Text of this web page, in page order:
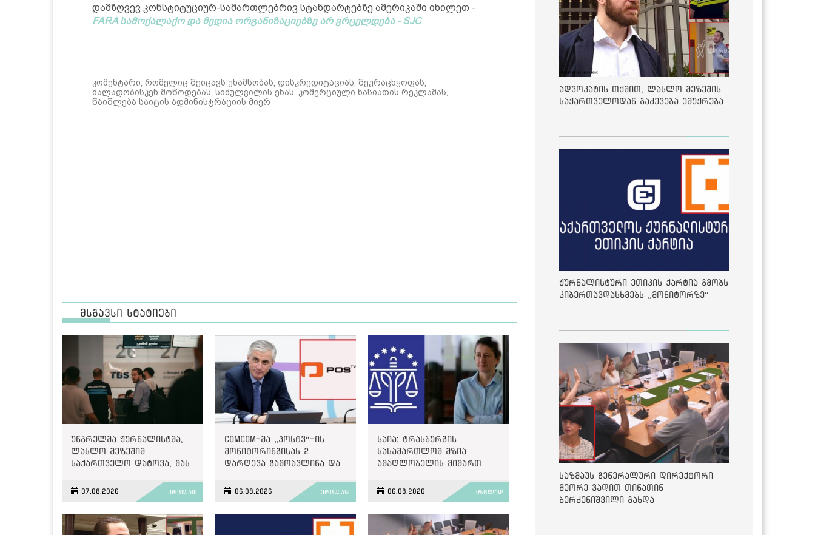
დამზღვევ კონსტიტუციურ-სამართლებრივ სტანდარტებზე ამერიკაში იხილეთ -
FARA სამოქალაქო და მედია ორგანიზაციებზე არ ვრცელდება - SJC
კომენტარი, რომელიც შეიცავს უხამსობას, დისკრედიტაციას, შეურაცხყოფას,
ძალადობისკენ მოწოდებას, სიძულვილის ენას, კომერციული ხასიათის რეკლამას,
წაიშლება საიტის ადმინისტრაციის მიერ
მსგავსი სტატიები
უნგრელმა ჟურნალისტმა,
ლასლო მეზეშიმ
საქართველო დატოვა, მას
07.08.2026 ვრცლად
ComCom-მა „პოსტვ“-ის
მონიტორინგისას 2
დარღევა გამოავლინა და
06.08.2026 ვრცლად
საია: ტრასბურგის
სასამართლომ მზია
ამაღლობელის მიმართ
მოტივირებულ ბრალდების
საქმეზე მეოთხე საჩივარი
06.08.2026 ვრცლად
ადვოკატის თქმით, ლასლო მეზეშის
საქართველოდან გაძევება ემუქრება
ჟურნალისტური ეთიკის ქარტია გმობს
კიბერთავდასხმებს „მონიტორზე“
საზმაუს გენერალური დირექტორი
მეორე ვადით თინათინ
ბერძენიშვილი გახდა